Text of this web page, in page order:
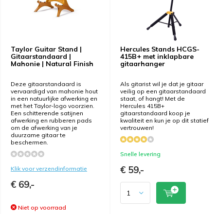
Taylor Guitar Stand |
Gitaarstandaard |
Mahonie | Natural Finish
Deze gitaarstandaard is
vervaardigd van mahonie hout
in een natuurlijke afwerking en
met het Taylor-logo voorzien.
Een schitterende satijnen
afwerking en rubberen pads
om de afwerking van je
duurzame gitaar te
beschermen.
Klik voor verzendinformatie
€ 69,-
Niet op voorraad
Hercules Stands HCGS-
415B+ met inklapbare
gitaarhanger
Als gitarist wil je dat je gitaar
veilig op een gitaarstandaard
staat, of hangt! Met de
Hercules 415B+
gitaarstandaard koop je
kwaliteit en kun je op dit statief
vertrouwen!
Snelle levering
€ 59,-